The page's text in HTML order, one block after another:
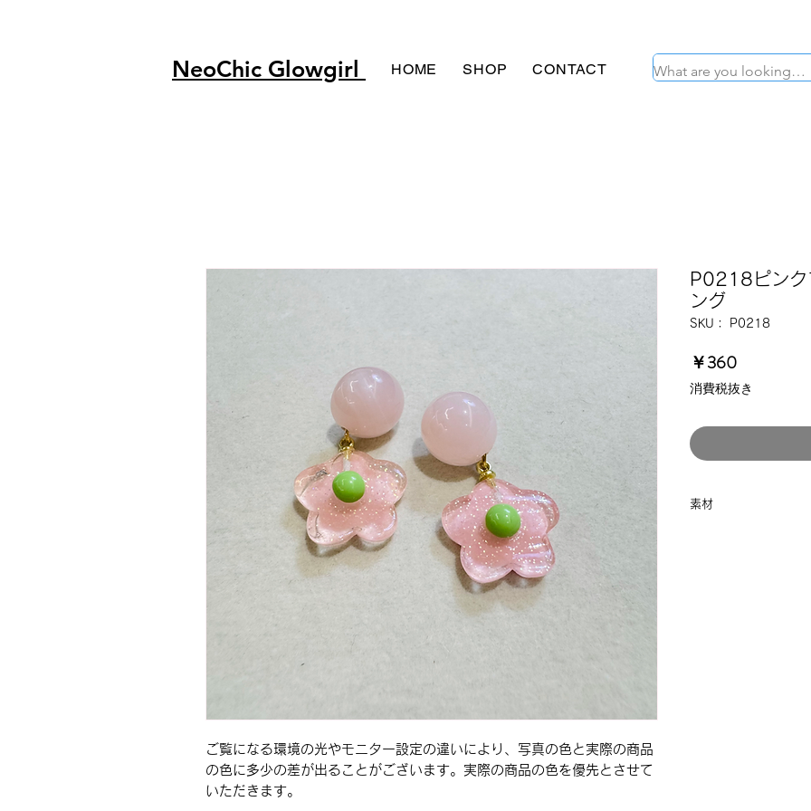
NeoChic Glowgirl HOME SHOP CONTACT
ご覧になる環境の光やモニター設定の違いにより、写真の色と実際の商品
の色に多少の差が出ることがございます。実際の商品の色を優先とさせて
いただきます。
P0218ピンク
ング
SKU： P0218
￥360価
格
消費税抜き
素材